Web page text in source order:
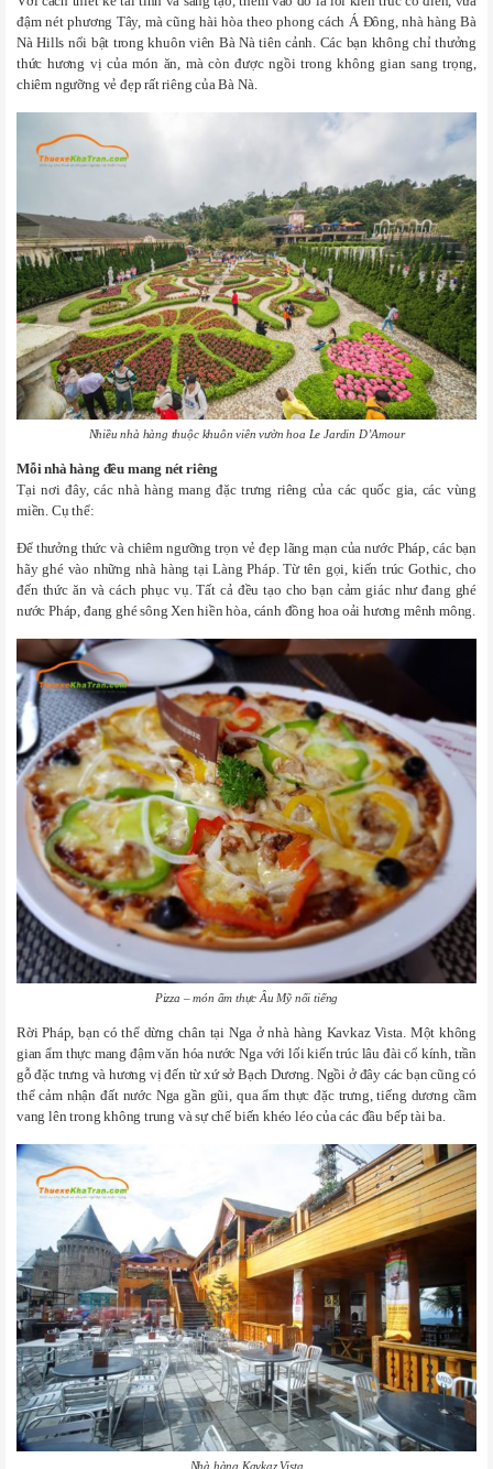
đậm nét phương Tây, mà cũng hài hòa theo phong cách Á Đông, nhà hàng Bà
Nà Hills nổi bật trong khuôn viên Bà Nà tiên cảnh. Các bạn không chỉ thưởng
thức hương vị của món ăn, mà còn được ngồi trong không gian sang trọng,
chiêm ngưỡng vẻ đẹp rất riêng của Bà Nà.
Nhiều nhà hàng thuộc khuôn viên vườn hoa Le Jardin D’Amour
Mỗinhà hàng đều mang nét riêng
Tại nơi đây, các nhà hàng mang đặc trưng riêng của các quốc gia, các vùng
miền. Cụ thể:
Để thưởng thức và chiêm ngưỡng trọn vẻ đẹp lãng mạn của nước Pháp, các bạn
hãy ghé vào những nhà hàng tại Làng Pháp. Từ tên gọi, kiến trúc Gothic, cho
đến thức ăn và cách phục vụ. Tất cả đều tạo cho bạn cảm giác như đang ghé
nước Pháp, đang ghé sông Xen hiền hòa, cánh đồng hoa oải hương mênh mông.
Pizza – món ẩm thực Âu Mỹ nổi tiếng
Rời Pháp, bạn có thể dừng chân tại Nga ở nhà hàng Kavkaz Vista. Một không
gian ẩm thực mang đậm văn hóa nước Nga với lối kiến trúc lâu đài cổ kính, trần
gỗ đặc trưng và hương vị đến từ xứ sở Bạch Dương. Ngồi ở đây các bạn cũng có
thể cảm nhận đất nước Nga gần gũi, qua ẩm thực đặc trưng, tiếng dương cầm
vang lên trong không trung và sự chế biến khéo léo của các đầu bếp tài ba.
Nhà hàng Kavkaz Vista